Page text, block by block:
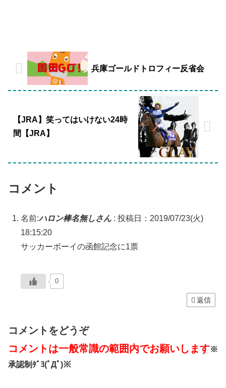
兵庫ゴールドトロフィー反省会
【JRA】笑ってはいけない24時
間【JRA】
コメント
名前:ハロン棒名無しさん : 投稿日：2019/07/23(火)
18:15:20
サッカーボーイの函館記念に1票
0
返信
コメントをどうぞ
コメントは一般常識の範囲内でお願いします※
承認制ﾀﾞﾖ(ﾟДﾟ)※